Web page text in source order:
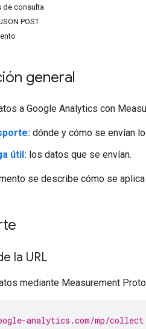
de consulta
POST
general
a Google Analytics con
dónde y cómo se envían
útil: los datos que se envían.
se describe cómo se
la URL
mediante Measurement
analytics.com/mp/collect